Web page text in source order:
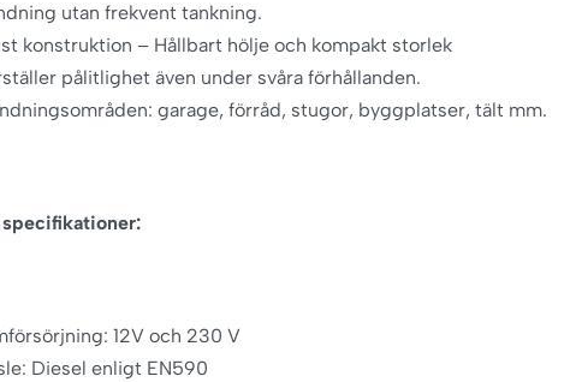
utan frekvent tankning.
konstruktion – Hållbart hölje och kompakt storlek
pålitlighet även under svåra förhållanden.
garage, förråd, stugor, byggplatser, tält mm.
specifikationer:
12V och 230 V
Diesel enligt EN590